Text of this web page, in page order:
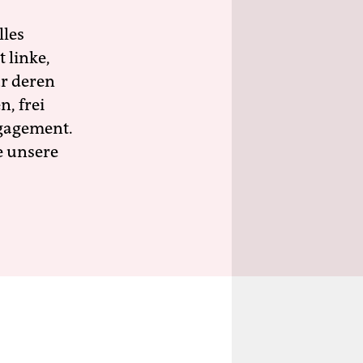
linke,
deren
frei
unsere